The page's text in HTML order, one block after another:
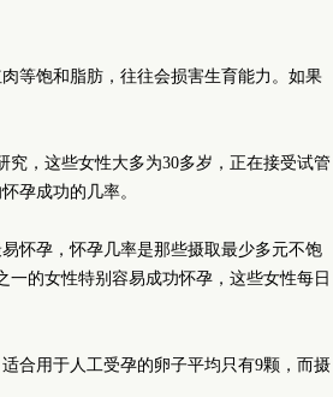
等饱和脂肪，往往会损害生育能力。如果
，这些女性大多为30多岁，正在接受试管
孕成功的几率。
怀孕，怀孕几率是那些摄取最少多元不饱
的女性特别容易成功怀孕，这些女性每日
合用于人工受孕的卵子平均只有9颗，而摄